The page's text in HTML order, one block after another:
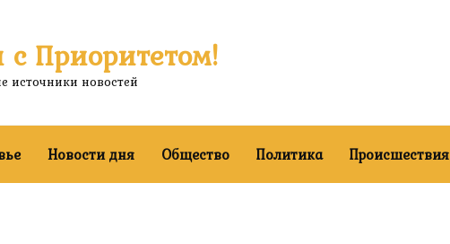
с Приоритетом!
источники новостей
Новости дня Общество Политика Происшествия